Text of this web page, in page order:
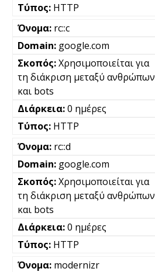
HTTP
rc::c
google.com
Χρησιμοποιείται για
τη διάκριση μεταξύ ανθρώπων
και bots
0 ημέρες
HTTP
rc::d
google.com
Χρησιμοποιείται για
τη διάκριση μεταξύ ανθρώπων
και bots
0 ημέρες
HTTP
modernizr